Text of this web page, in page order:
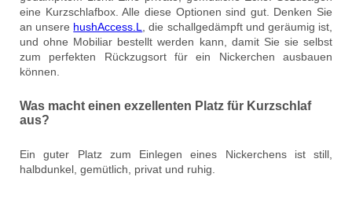
eine Kurzschlafbox. Alle diese Optionen sind gut. Denken Sie
an unsere hushAccess.L
, die schallgedämpft und geräumig ist,
und ohne Mobiliar bestellt werden kann, damit Sie sie selbst
zum perfekten Rückzugsort für ein Nickerchen ausbauen
können.
Was macht einen exzellenten Platz für Kurzschlaf
aus?
Ein guter Platz zum Einlegen eines Nickerchens ist still,
halbdunkel, gemütlich, privat und ruhig.